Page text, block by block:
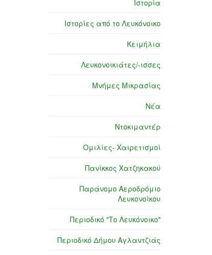
Ιστορία
Ιστορίες από το Λευκόνοικο
Κειμήλια
Λευκονοικιάτες/-ισσες
Μνήμες Μικρασίας
Νέα
Ντοκιμαντέρ
Ομιλίες- Χαιρετισμοί
Πανίκκος Χατζηκακού
Παράνομο Αεροδρόμιο
Λευκονοίκου
Περιοδικό "Το Λευκόνοικο"
Περιοδικό Δήμου Αγλαντζιάς